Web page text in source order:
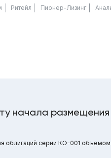
Ритейл Пионер-Лизинг
начала
облигаций серии КО-001